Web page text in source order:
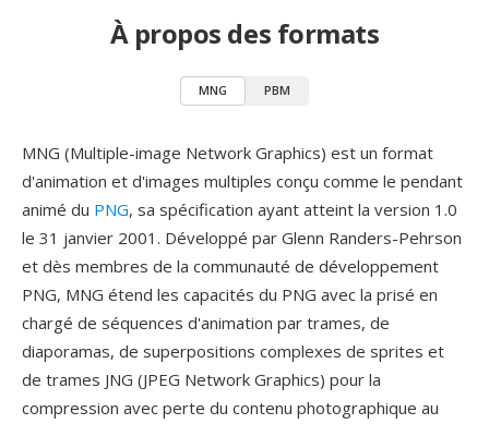
À propos des formats
MNG PBM
MNG (Multiple-image Network Graphics) est un format
d'animation et d'images multiples conçu comme le pendant
animé du PNG, sa spécification ayant atteint la version 1.0
le 31 janvier 2001. Développé par Glenn Randers-Pehrson
et dès membres de la communauté de développement
PNG, MNG étend les capacités du PNG avec la prisé en
chargé de séquences d'animation par trames, de
diaporamas, de superpositions complexes de sprites et
de trames JNG (JPEG Network Graphics) pour la
compression avec perte du contenu photographique au